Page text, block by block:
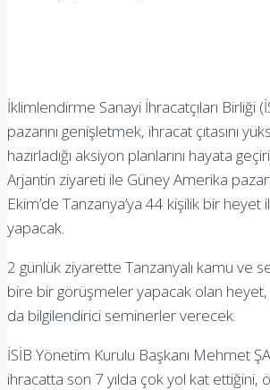
İklimlendirme Sanayi İhracatçıları Birliği
pazarını genişletmek, ihracat çıtasını
hazırladığı aksiyon planlarını hayata
Arjantin ziyareti ile Güney Amerika
Ekim’de Tanzanya’ya 44 kişilik bir heyet
yapacak.
2 günlük ziyarette Tanzanyalı kamu ve
bire bir görüşmeler yapacak olan heyet,
da bilgilendirici seminerler verecek.
İSİB Yönetim Kurulu Başkanı Mehmet
ihracatta son 7 yılda çok yol kat ettiğini,